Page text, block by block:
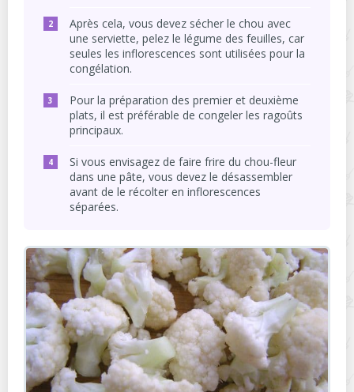
Après cela, vous devez sécher le chou avec
une serviette, pelez le légume des feuilles, car
seules les inflorescences sont utilisées pour la
congélation.
Pour la préparation des premier et deuxième
plats, il est préférable de congeler les ragoûts
principaux.
Si vous envisagez de faire frire du chou-fleur
dans une pâte, vous devez le désassembler
avant de le récolter en inflorescences
séparées.